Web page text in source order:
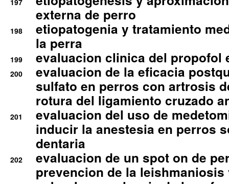
197
externa de perro
198
etiopatogenia y tratamiento
la perra
199 evaluacion clinica del propofol
200
evaluacion de la eficacia
sulfato en perros con artrosis
rotura del ligamiento cruzado
201
evaluacion del uso de
inducir la anestesia en perros
dentaria
202
evaluacion de un spot on de
prevencion de la